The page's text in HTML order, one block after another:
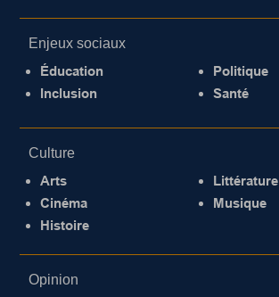
Enjeux sociaux
Éducation
Inclusion
Politique
Santé
Culture
Arts
Cinéma
Histoire
Littérature
Musique
Opinion